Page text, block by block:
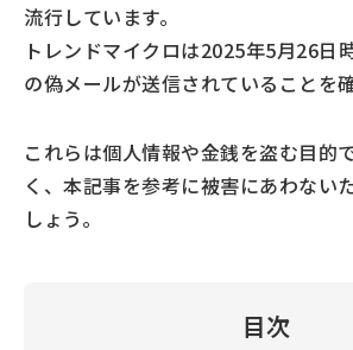
流行しています。
トレンドマイクロは2025年5月26日
の偽メールが送信されていることを
これらは個人情報や金銭を盗む目的
く、本記事を参考に被害にあわない
しょう。
目次